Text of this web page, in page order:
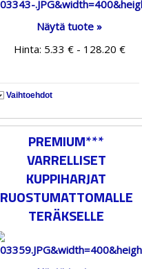
Näytä tuote »
Hinta: 5.33 € - 128.20 €
Vaihtoehdot
PREMIUM***
VARRELLISET
KUPPIHARJAT
RUOSTUMATTOMALLE
TERÄKSELLE